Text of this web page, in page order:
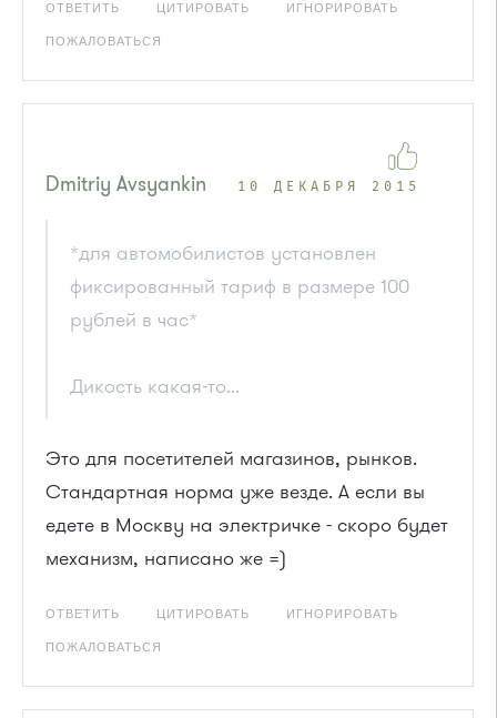
ОТВЕТИТЬ ЦИТИРОВАТЬ ИГНОРИРОВАТЬ
ПОЖАЛОВАТЬСЯ
Dmitriy Avsyankin 10 ДЕКАБРЯ 2015
*для автомобилистов установлен
фиксированный тариф в размере 100
рублей в час*
Дикость какая-то...
Это для посетителей магазинов, рынков.
Стандартная норма уже везде. А если вы
едете в Москву на электричке - скоро будет
механизм, написано же =)
ОТВЕТИТЬ ЦИТИРОВАТЬ ИГНОРИРОВАТЬ
ПОЖАЛОВАТЬСЯ